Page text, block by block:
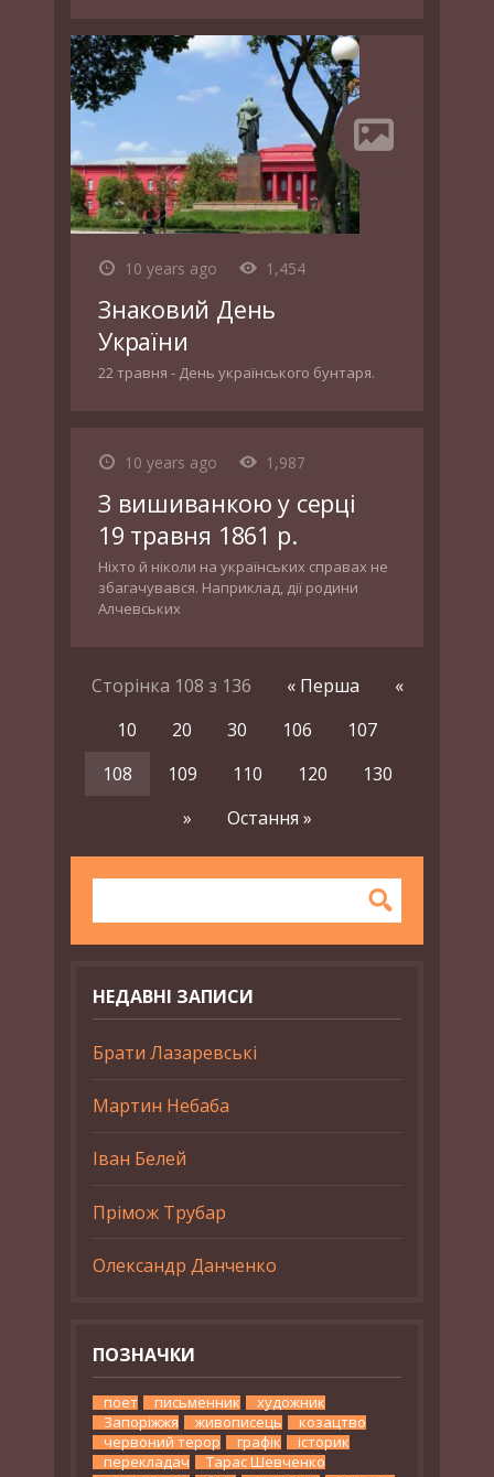
10 years ago 1,454
Знаковий День
України
22 травня - День українського бунтаря.
10 years ago 1,987
З вишиванкою у серці
19 травня 1861 р.
Ніхто й ніколи на українських справах не
збагачувався. Наприклад, дії родини
Алчевських
Сторінка 108 з 136 « Перша
«
10
20 30 106
107
108
109 110 120
130
»
Остання »
НЕДАВНІ ЗАПИСИ
Брати Лазаревські
Мартин Небаба
Іван Белей
Прімож Трубар
Олександр Данченко
ПОЗНАЧКИ
поет письменник
художник
Запоріжжя
живописець
козацтво
червоний терор
графік
історик
перекладач
Тарас Шевченко